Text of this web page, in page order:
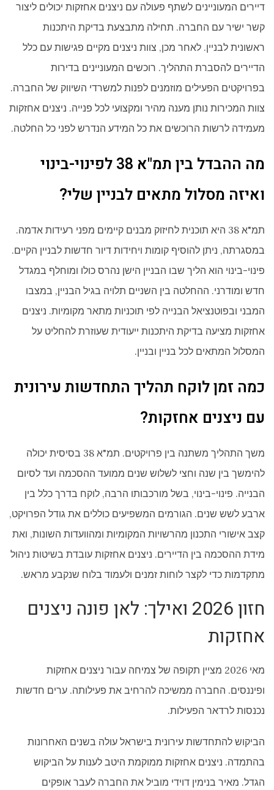
דיירים המעוניינים לשתף פעולה עם ניצנים אחזקות יכולים ליצור
קשר ישיר עם החברה. תחילה מתבצעת בדיקת היתכנות
ראשונית לבניין. לאחר מכן, צוות ניצנים מקיים פגישות עם כלל
הדיירים להסברת התהליך. רוכשים המעוניינים בדירות
בפרויקטים הפעילים מוזמנים לפנות למשרדי השיווק של החברה.
צוות המכירות נותן מענה מהיר ומקצועי לכל פנייה. ניצנים אחזקות
מעמידה לרשות הרוכשים את כל המידע הנדרש לפני כל החלטה.
מה ההבדל בין תמ"א 38 לפינוי-בינוי
ואיזה מסלול מתאים לבניין שלי?
תמ"א 38 היא תוכנית לחיזוק מבנים קיימים מפני רעידות אדמה.
במסגרתה, ניתן להוסיף קומות ויחידות דיור חדשות לבניין הקיים.
פינוי-בינוי הוא הליך שבו הבניין הישן נהרס כולו ומוחלף במגדל
חדש ומודרני. ההחלטה בין השניים תלויה בגיל הבניין, במצבו
המבני ובפוטנציאל הבנייה לפי תוכניות מתאר מקומיות. ניצנים
אחזקות מציעה בדיקת היתכנות ייעודית שעוזרת להחליט על
המסלול המתאים לכל בניין ובניין.
כמה זמן לוקח תהליך התחדשות עירונית
עם ניצנים אחזקות?
משך התהליך משתנה בין פרויקטים. תמ"א 38 בסיסית יכולה
להימשך בין שנה וחצי לשלוש שנים ממועד ההסכמה ועד לסיום
הבנייה. פינוי-בינוי, בשל מורכבותו הרבה, לוקח בדרך כלל בין
ארבע לשש שנים. הגורמים המשפיעים כוללים את גודל הפרויקט,
קצב אישורי התכנון מהרשויות המקומיות ומהוועדות השונות, ואת
מידת ההסכמה בין הדיירים. ניצנים אחזקות עובדת בשיטות ניהול
מתקדמות כדי לקצר לוחות זמנים ולעמוד בלוח שנקבע מראש.
חזון 2026 ואילך: לאן פונה ניצנים
אחזקות
מאי 2026 מציין תקופה של צמיחה עבור ניצנים אחזקות
ופיננסים. החברה ממשיכה להרחיב את פעילותה. ערים חדשות
נכנסות לרדאר הפעילות.
הביקוש להתחדשות עירונית בישראל עולה בשנים האחרונות
בהתמדה. ניצנים אחזקות ממוקמת היטב לענות על הביקוש
הגדל. מאיר בנימין דוידי מוביל את החברה לעבר אופקים